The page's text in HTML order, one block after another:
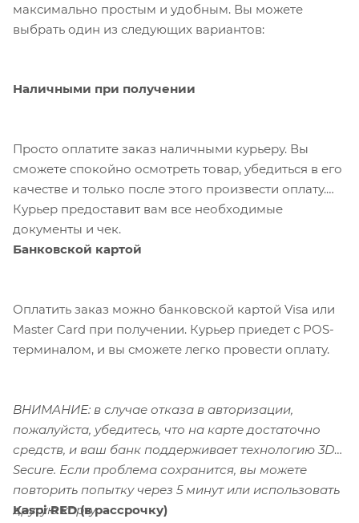
максимально простым и удобным. Вы можете
выбрать один из следующих вариантов:
Наличными при получении
Просто оплатите заказ наличными курьеру. Вы
сможете спокойно осмотреть товар, убедиться в его
качестве и только после этого произвести оплату.
Курьер предоставит вам все необходимые
документы и чек.
Банковской картой
Оплатить заказ можно банковской картой Visa или
Master Card при получении. Курьер приедет с POS-
терминалом, и вы сможете легко провести оплату.
ВНИМАНИЕ: в случае отказа в авторизации,
пожалуйста, убедитесь, что на карте достаточно
средств, и ваш банк поддерживает технологию 3D-
Secure. Если проблема сохранится, вы можете
повторить попытку через 5 минут или использовать
другую карту.
Kaspi RED (в рассрочку)